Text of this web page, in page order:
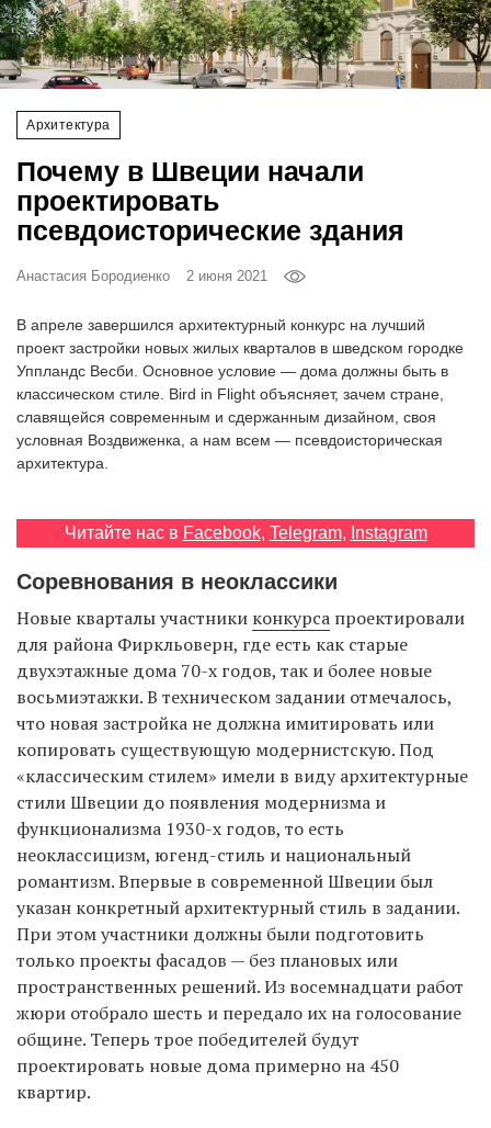
Архитектура
Почему в Швеции начали
проектировать
псевдоисторические здания
Анастасия Бородиенко 2 июня 2021
В апреле завершился архитектурный конкурс на лучший
проект застройки новых жилых кварталов в шведском городке
Уппландс Весби. Основное условие — дома должны быть в
классическом стиле. Bird in Flight объясняет, зачем стране,
славящейся современным и сдержанным дизайном, своя
условная Воздвиженка, а нам всем — псевдоисторическая
архитектура.
Читайте нас в Facebook, Telegram, Instagram
Соревнования в неоклассики
Новые кварталы участники конкурса проектировали
для района Фиркльоверн, где есть как старые
двухэтажные дома 70-х годов, так и более новые
восьмиэтажки. В техническом задании отмечалось,
что новая застройка не должна имитировать или
копировать существующую модернистскую. Под
«классическим стилем» имели в виду архитектурные
стили Швеции до появления модернизма и
функционализма 1930-х годов, то есть
неоклассицизм, югенд-стиль и национальный
романтизм. Впервые в современной Швеции был
указан конкретный архитектурный стиль в задании.
При этом участники должны были подготовить
только проекты фасадов — без плановых или
пространственных решений. Из восемнадцати работ
жюри отобрало шесть и передало их на голосование
общине. Теперь трое победителей будут
проектировать новые дома примерно на 450
квартир.